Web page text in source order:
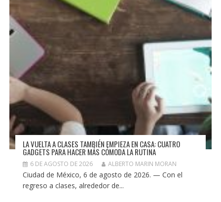
LA VUELTA A CLASES TAMBIÉN EMPIEZA EN CASA: CUATRO
GADGETS PARA HACER MÁS CÓMODA LA RUTINA
6 DE AGOSTO DE 2026 ALBERTO MARIN MORAN
Ciudad de México, 6 de agosto de 2026. — Con el
regreso a clases, alrededor de...